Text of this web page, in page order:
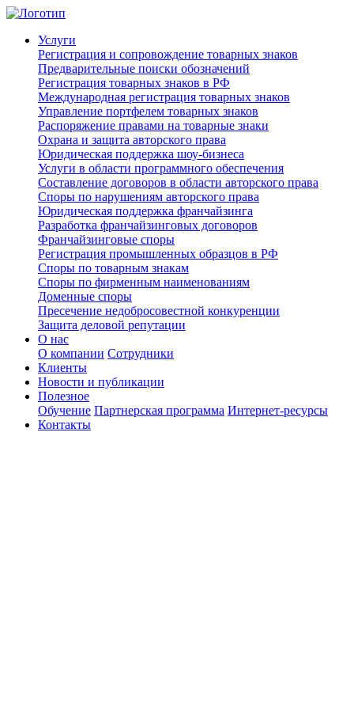
Услуги
Регистрация и сопровождение товарных знаков
Предварительные поиски обозначений
Регистрация товарных знаков в РФ
Международная регистрация товарных знаков
Управление портфелем товарных знаков
Распоряжение правами на товарные знаки
Охрана и защита авторского права
Юридическая поддержка шоу-бизнеса
Услуги в области программного обеспечения
Составление договоров в области авторского права
Споры по нарушениям авторского права
Юридическая поддержка франчайзинга
Разработка франчайзинговых договоров
Франчайзинговые споры
Регистрация промышленных образцов в РФ
Споры по товарным знакам
Споры по фирменным наименованиям
Доменные споры
Пресечение недобросовестной конкуренции
Защита деловой репутации
О нас
О компании Сотрудники
Клиенты
Новости и публикации
Полезное
Обучение Партнерская программа Интернет-ресурсы
Контакты